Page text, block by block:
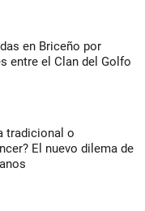
en Briceño por
entre el Clan del Golfo
tradicional o
El nuevo dilema de